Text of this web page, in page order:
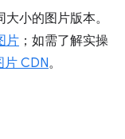
小的图片版本。
片 ；如需了解实操
片 CDN。